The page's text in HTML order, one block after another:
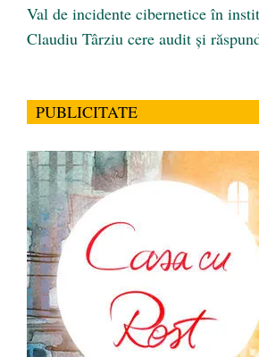
Val de incidente cibernetice în
Claudiu Târziu cere audit și
PUBLICITATE